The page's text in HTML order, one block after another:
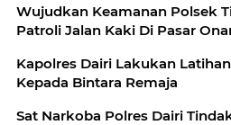
Wujudkan Keamanan Polsek
Patroli Jalan Kaki Di Pasar
Kapolres Dairi Lakukan
Kepada Bintara Remaja
Sat Narkoba Polres Dairi